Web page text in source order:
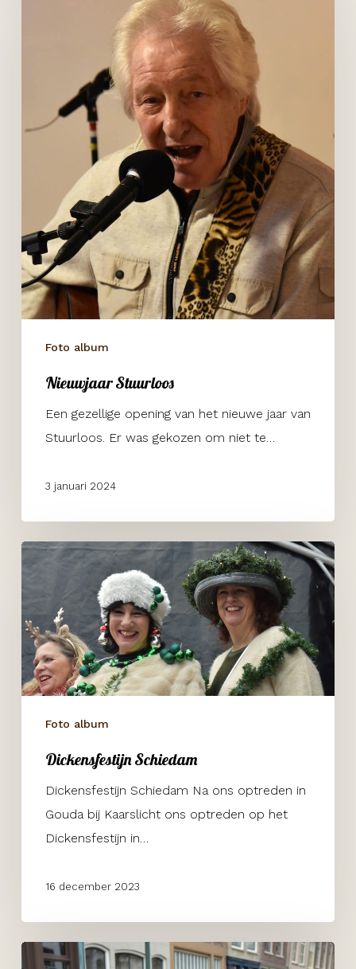
Foto album
Nieuwjaar Stuurloos
Een gezellige opening van het nieuwe jaar van
Stuurloos. Er was gekozen om niet te…
3 januari 2024
Dickensfestijn
Schiedam
Foto album
Dickensfestijn Schiedam
Dickensfestijn Schiedam Na ons optreden in
Gouda bij Kaarslicht ons optreden op het
Dickensfestijn in…
16 december 2023
Gouda